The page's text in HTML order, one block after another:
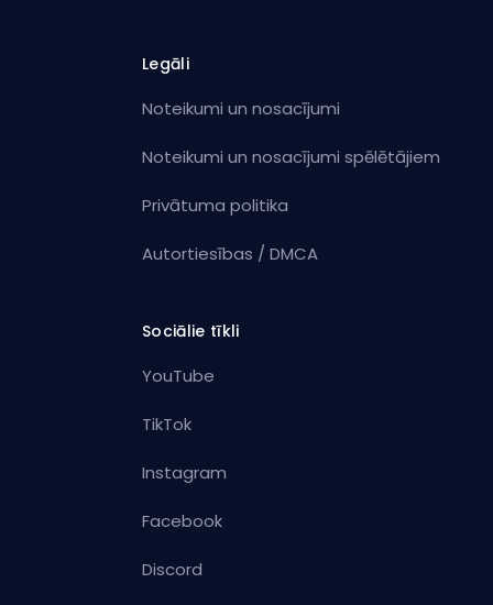
Legāli
Noteikumi un nosacījumi
Noteikumi un nosacījumi spēlētājiem
Privātuma politika
Autortiesības / DMCA
Sociālie tīkli
YouTube
TikTok
Instagram
Facebook
Discord